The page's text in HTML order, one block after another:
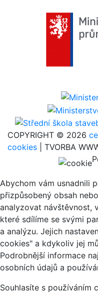
COPYRIGHT © 2026
cookies | TVORBA
Abychom vám usnadnili
přizpůsobený obsah
analyzovat návštěvnost,
které sdílíme se svými
a analýzu. Jejich
cookies" a kdykoliv jej
Podrobnější informace
osobních údajů a
Souhlasíte s používáním